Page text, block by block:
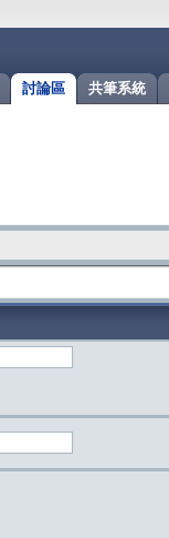
共筆系統
討論區